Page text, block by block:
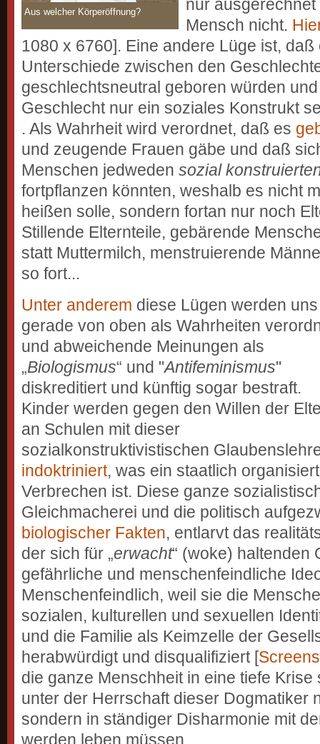
Aus welcher Körperöffnung?
nur
Mensch nicht.
1080 x 6760]. Eine andere Lüge ist, daß
Unterschiede zwischen den
geschlechtsneutral geboren würden
Geschlecht nur ein soziales Konstrukt
. Als Wahrheit wird verordnet, daß es
und zeugende Frauen gäbe und daß
Menschen jedweden sozial
fortpflanzen könnten, weshalb es nicht
heißen solle, sondern fortan nur noch
Stillende Elternteile, gebärende
statt Muttermilch, menstruierende
so fort...
Unter anderem diese Lügen werden uns
gerade von oben als Wahrheiten
und abweichende Meinungen als
„Biologismus“ und "Antifeminismus"
diskreditiert und künftig sogar bestraft.
Kinder werden gegen den Willen der
an Schulen mit dieser
sozialkonstruktivistischen
indoktriniert, was ein staatlich
Verbrechen ist. Diese ganze
Gleichmacherei und die politisch
biologischer Fakten, entlarvt das
der sich für „erwacht“ (woke) haltenden
gefährliche und menschenfeindliche
Menschenfeindlich, weil sie die
sozialen, kulturellen und sexuellen
und die Familie als Keimzelle der
herabwürdigt und disqualifiziert [
die ganze Menschheit in eine tiefe
unter der Herrschaft dieser Dogmatiker
sondern in ständiger Disharmonie mit
werden leben müssen.